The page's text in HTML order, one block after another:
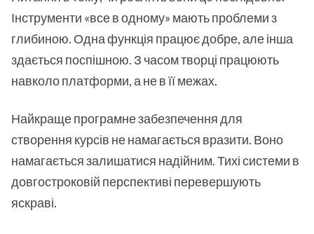
Інструменти «все в одному» мають проблеми з
глибиною. Одна функція працює добре, але інша
здається поспішною. З часом творці працюють
навколо платформи, а не в її межах.
Найкраще програмне забезпечення для
створення курсів не намагається вразити. Воно
намагається залишатися надійним. Тихі системи в
довгостроковій перспективі перевершують
яскраві.